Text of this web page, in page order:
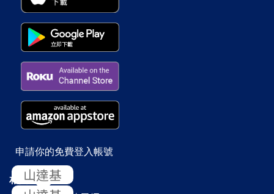
申請你的免費登入帳號
相關網站